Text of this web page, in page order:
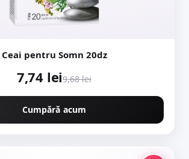
Ceai pentru Somn 20dz
7,74 lei9,68 lei
Cumpără acum